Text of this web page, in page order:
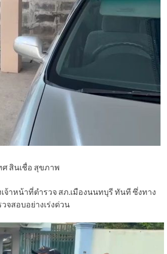
ศ สินเชื่อ สุขภาพ
จ้าหน้าที่ตำรวจ สภ.เมืองนนทบุรี ทันที ซึ่งทาง
จสอบอย่างเร่งด่วน